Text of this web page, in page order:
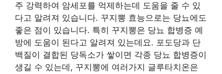
주 강력하여 암세포를 억제하는데 도움을 줄 수 있
다고 알려져 있습니다. 꾸지뽕 효능으로는 당뇨에도
좋은 점이 있습니다. 특히 꾸지뽕은 당뇨 합병증 예
방에 도움이 된다고 알려져 있는데요. 포도당과 단
백질이 결합된 당독소가 쌓이면 각종 당뇨 합병증이
생길 수 있는데, 꾸지뽕에 여러가지 글루타치온은